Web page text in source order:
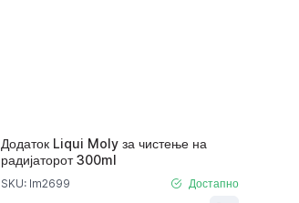
Додаток Liqui Moly за чистење на
радијаторот 300ml
SKU: lm2699 Достапно